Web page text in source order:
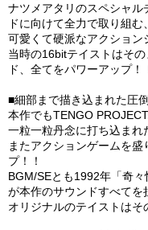
ナツメアタリのスペシャル
ドに向けて全力で取り組む、
可愛くて硬派なアクション
当時の16bitテイストはそ
ド、全てをパワーアップ！
■細部まで描き込まれた圧
本作でもTENGO
一粒一粒丹念に打ち込まれ
またアクションゲームを
プ！！
BGM/SEとも1992年「奇
が本作のサウンドすべてを
オリジナルのテイストはそ